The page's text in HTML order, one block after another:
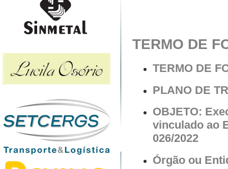
TERMO DE
TERMO DE
PLANO DE
OBJETO:
vinculado ao
026/2022
Órgão ou